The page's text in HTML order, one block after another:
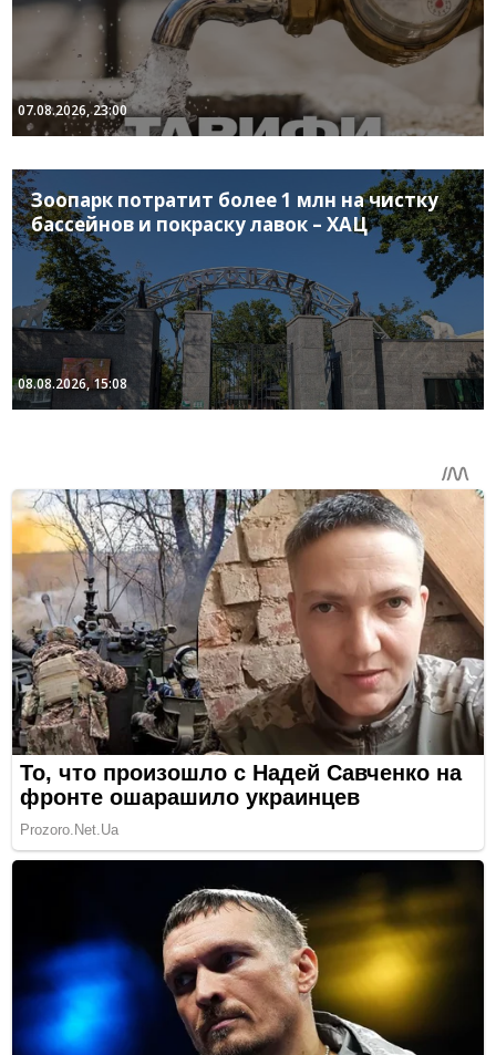
07.08.2026, 23:00
Зоопарк потратит более 1 млн на чистку
бассейнов и покраску лавок – ХАЦ
08.08.2026, 15:08